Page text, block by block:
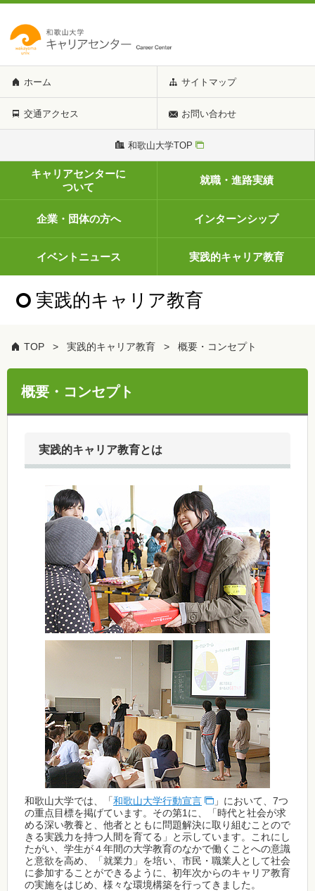
ホーム サイトマップ
交通アクセス お問い合わせ
和歌山大学TOP
キャリアセンターに
ついて
就職・進路実績
企業・団体の方へ インターンシップ
イベントニュース 実践的キャリア教育
実践的キャリア教育
TOP 実践的キャリア教育 概要・コンセプト
概要・コンセプト
実践的キャリア教育とは
和歌山大学では、「和歌山大学行動宣言
」において、7つ
の重点目標を掲げています。その第1に、「時代と社会が求
める深い教養と、他者とともに問題解決に取り組むことので
きる実践力を持つ人間を育てる」と示しています。これにし
たがい、学生が４年間の大学教育のなかで働くことへの意識
と意欲を高め、「就業力」を培い、市民・職業人として社会
に参加することができるように、初年次からのキャリア教育
の実施をはじめ、様々な環境構築を行ってきました。